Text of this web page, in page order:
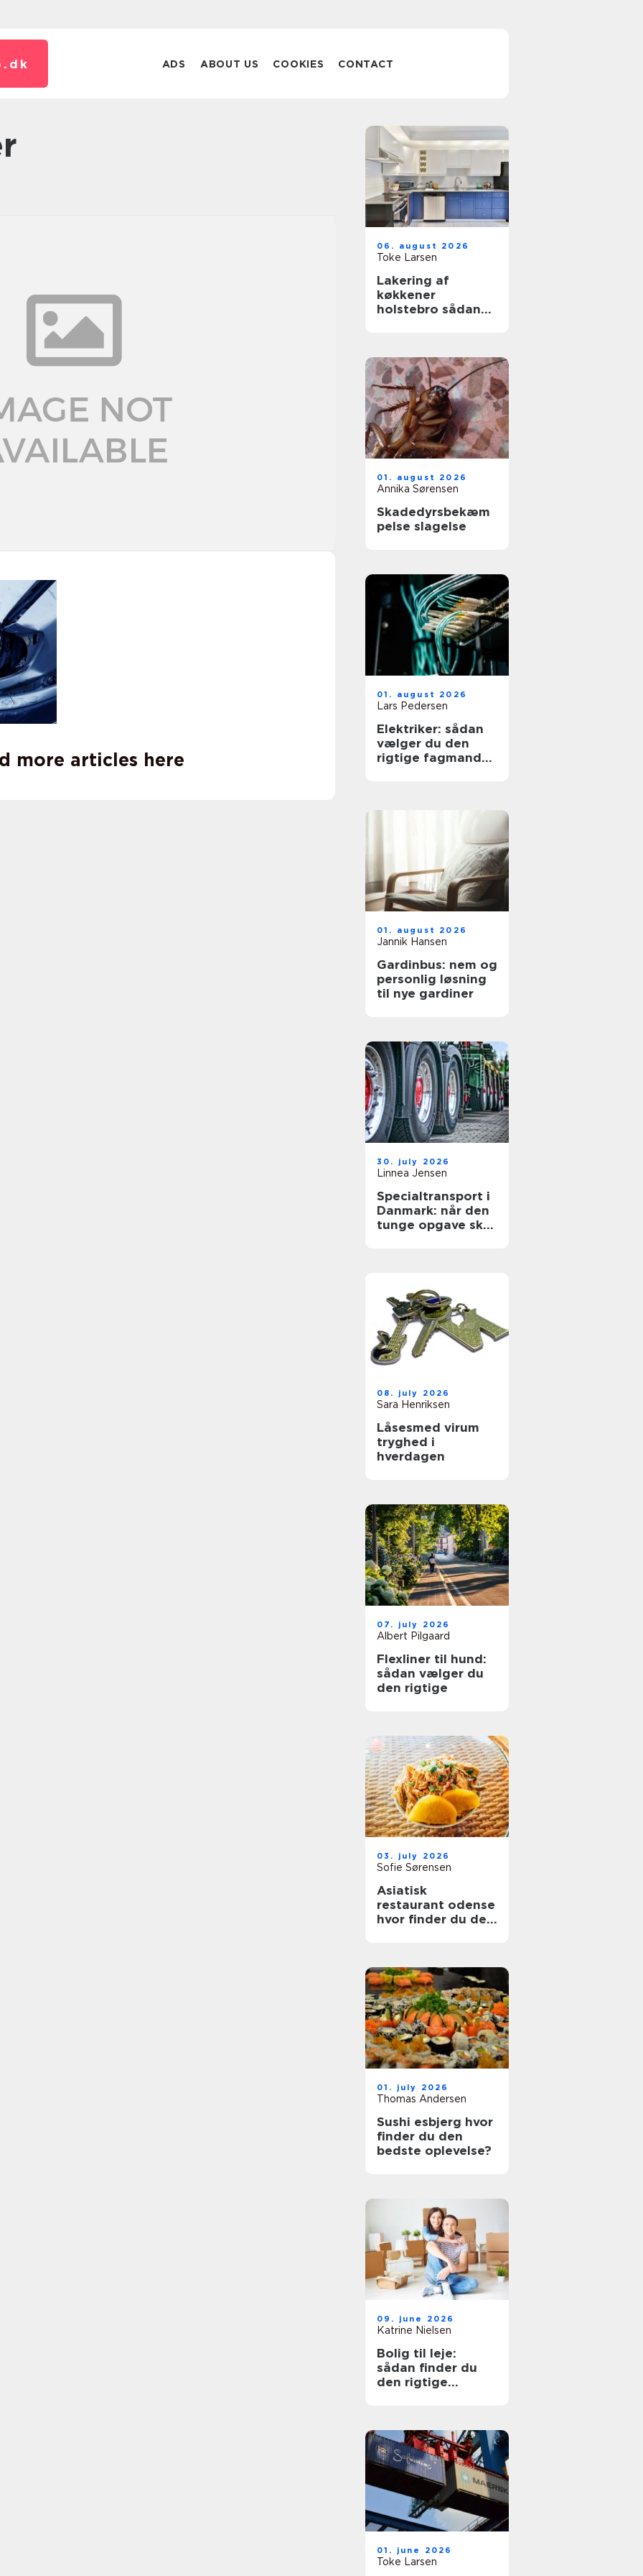
dk ADS ABOUT US COOKIES CONTACT
more articles here
06. august 2026
Toke Larsen
Lakering af
køkkener
holstebro sådan
01. august 2026
Annika Sørensen
Skadedyrsbekæm
pelse slagelse
01. august 2026
Lars Pedersen
Elektriker: sådan
vælger du den
rigtige fagmand
01. august 2026
Jannik Hansen
Gardinbus: nem og
personlig løsning
til nye gardiner
30. july 2026
Linnea Jensen
Specialtransport i
Danmark: når den
tunge opgave skal
08. july 2026
Sara Henriksen
Låsesmed virum
tryghed i
hverdagen
07. july 2026
Albert Pilgaard
Flexliner til hund:
sådan vælger du
den rigtige
03. july 2026
Sofie Sørensen
Asiatisk
restaurant odense
hvor finder du de
01. july 2026
Thomas Andersen
Sushi esbjerg hvor
finder du den
bedste oplevelse?
09. june 2026
Katrine Nielsen
Bolig til leje:
sådan finder du
den rigtige
01. june 2026
Toke Larsen